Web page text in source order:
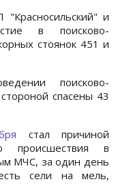
и
в поисково-
стоянок 451 и
поисково-
спасены 43
стал причиной
происшествия в
МЧС, за один день
сели на мель,